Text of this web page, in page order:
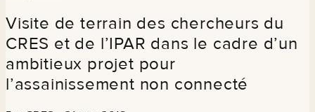
Visite de terrain des chercheurs du
CRES et de l’IPAR dans le cadre d’un
ambitieux projet pour
l’assainissement non connecté